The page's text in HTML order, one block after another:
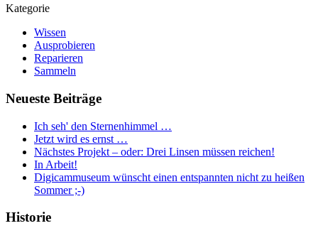
Kategorie
Wissen
Ausprobieren
Reparieren
Sammeln
Neueste Beiträge
Ich seh' den Sternenhimmel …
Jetzt wird es ernst …
Nächstes Projekt – oder: Drei Linsen müssen reichen!
In Arbeit!
Digicammuseum wünscht einen entspannten nicht zu heißen
Sommer ;-)
Historie